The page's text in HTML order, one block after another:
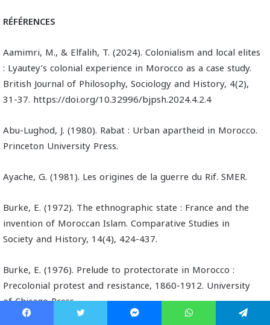
RÉFÉRENCES
Aamimri, M., & Elfalih, T. (2024). Colonialism and local elites
: Lyautey’s colonial experience in Morocco as a case study.
British Journal of Philosophy, Sociology and History, 4(2),
31-37. https://doi.org/10.32996/bjpsh.2024.4.2.4
Abu-Lughod, J. (1980). Rabat : Urban apartheid in Morocco.
Princeton University Press.
Ayache, G. (1981). Les origines de la guerre du Rif. SMER.
Burke, E. (1972). The ethnographic state : France and the
invention of Moroccan Islam. Comparative Studies in
Society and History, 14(4), 424-437.
Burke, E. (1976). Prelude to protectorate in Morocco :
Precolonial protest and resistance, 1860-1912. University
of Chicago Press.